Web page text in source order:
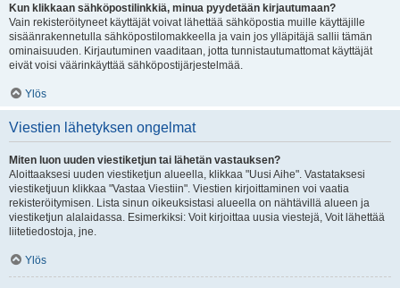
Kun klikkaan sähköpostilinkkiä, minua pyydetään kirjautumaan?
Vain rekisteröityneet käyttäjät voivat lähettää sähköpostia muille käyttäjille
sisäänrakennetulla sähköpostilomakkeella ja vain jos ylläpitäjä sallii tämän
ominaisuuden. Kirjautuminen vaaditaan, jotta tunnistautumattomat käyttäjät
eivät voisi väärinkäyttää sähköpostijärjestelmää.
Ylös
Viestien lähetyksen ongelmat
Miten luon uuden viestiketjun tai lähetän vastauksen?
Aloittaaksesi uuden viestiketjun alueella, klikkaa "Uusi Aihe". Vastataksesi
viestiketjuun klikkaa "Vastaa Viestiin". Viestien kirjoittaminen voi vaatia
rekisteröitymisen. Lista sinun oikeuksistasi alueella on nähtävillä alueen ja
viestiketjun alalaidassa. Esimerkiksi: Voit kirjoittaa uusia viestejä, Voit lähettää
liitetiedostoja, jne.
Ylös